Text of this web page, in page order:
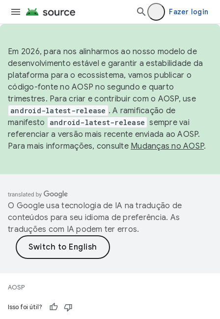
Fazer login
Em 2026, para nos alinharmos ao nosso modelo de
desenvolvimento estável e garantir a estabilidade da
plataforma para o ecossistema, vamos publicar o
código-fonte no AOSP no segundo e quarto
trimestres. Para criar e contribuir com o AOSP, use
android-latest-release . A ramificação de
manifesto
android-latest-release sempre vai
referenciar a versão mais recente enviada ao AOSP.
Para mais informações, consulte Mudanças no AOSP.
O Google usa tecnologia de IA na tradução de
conteúdos para seu idioma de preferência. As
traduções com IA podem ter erros.
AOSP
Isso foi útil?